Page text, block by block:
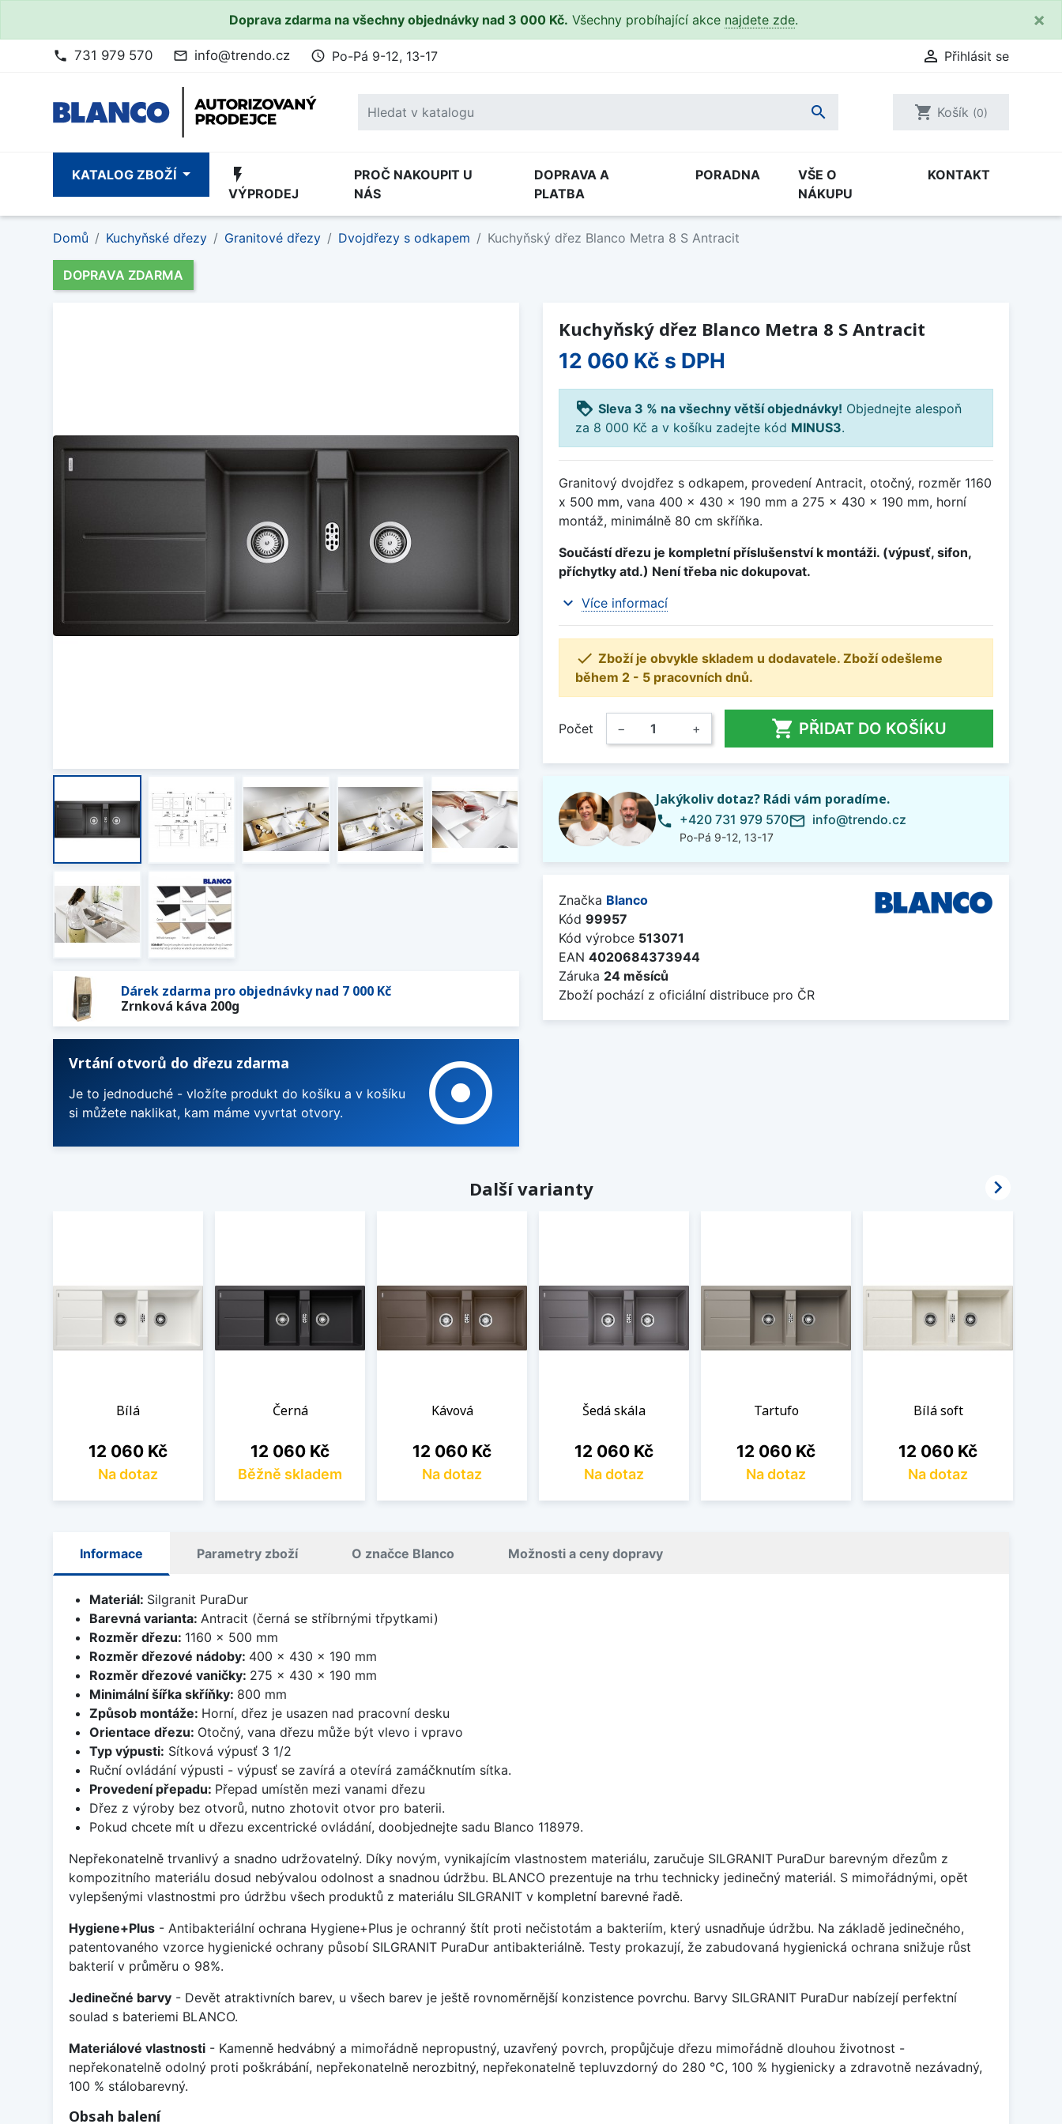
Doprava zdarma na všechny objednávky nad 3 000 Kč. Všechny probíhající akce najdete zde. ×
phone 731 979 570 mail_outline info@trendo.cz access_time Po-Pá 9-12, 13-17  Přihlásit se
 shopping_cart Košík (0)
KATALOG ZBOŽÍ flash_on
VÝPRODEJ
PROČ NAKOUPIT U
NÁS
DOPRAVA A
PLATBA
PORADNA
VŠE O
NÁKUPU
KONTAKT
Domů Kuchyňské dřezy Granitové dřezy Dvojdřezy s odkapem Kuchyňský dřez Blanco Metra 8 S Antracit
DOPRAVA ZDARMA
Dárek zdarma pro objednávky nad 7 000 Kč
Zrnková káva 200g
Vrtání otvorů do dřezu zdarma
Je to jednoduché - vložíte produkt do košíku a v košíku
si můžete naklikat, kam máme vyvrtat otvory.
adjust
Kuchyňský dřez Blanco Metra 8 S Antracit
12 060 Kč s DPH
loyalty Sleva 3 % na všechny větší objednávky! Objednejte alespoň
za 8 000 Kč a v košíku zadejte kód MINUS3.
Granitový dvojdřez s odkapem, provedení Antracit, otočný, rozměr 1160
x 500 mm, vana 400 x 430 x 190 mm a 275 x 430 x 190 mm, horní
montáž, minimálně 80 cm skříňka.
Součástí dřezu je kompletní příslušenství k montáži. (výpusť, sifon,
příchytky atd.) Není třeba nic dokupovat.
expand_more Více informací
 Zboží je obvykle skladem u dodavatele. Zboží odešleme
během 2 - 5 pracovních dnů.
Počet − +  PŘIDAT DO KOŠÍKU
Jakýkoliv dotaz? Rádi vám poradíme.
phone +420 731 979 570
Po-Pá 9-12, 13-17
mail_outline info@trendo.cz
Značka Blanco
Kód 99957
Kód výrobce 513071
EAN 4020684373944
Záruka 24 měsíců
Zboží pochází z oficiální distribuce pro ČR
Další varianty
Bílá
Cena
12 060 Kč
Na dotaz
Černá
Cena
12 060 Kč
Běžně skladem
Kávová
Cena
12 060 Kč
Na dotaz
Šedá skála
Cena
12 060 Kč
Na dotaz
Tartufo
Cena
12 060 Kč
Na dotaz
Bílá soft
Cena
12 060 Kč
Na dotaz

Informace Parametry zboží O značce Blanco Možnosti a ceny dopravy
Materiál: Silgranit PuraDur
Barevná varianta: Antracit (černá se stříbrnými třpytkami)
Rozměr dřezu: 1160 x 500 mm
Rozměr dřezové nádoby: 400 x 430 x 190 mm
Rozměr dřezové vaničky: 275 x 430 x 190 mm
Minimální šířka skříňky: 800 mm
Způsob montáže: Horní, dřez je usazen nad pracovní desku
Orientace dřezu: Otočný, vana dřezu může být vlevo i vpravo
Typ výpusti: Sítková výpusť 3 1/2
Ruční ovládání výpusti - výpusť se zavírá a otevírá zamáčknutím sítka.
Provedení přepadu: Přepad umístěn mezi vanami dřezu
Dřez z výroby bez otvorů, nutno zhotovit otvor pro baterii.
Pokud chcete mít u dřezu excentrické ovládání, doobjednejte sadu Blanco 118979.
Nepřekonatelně trvanlivý a snadno udržovatelný. Díky novým, vynikajícím vlastnostem materiálu, zaručuje SILGRANIT PuraDur barevným dřezům z
kompozitního materiálu dosud nebývalou odolnost a snadnou údržbu. BLANCO prezentuje na trhu technicky jedinečný materiál. S mimořádnými, opět
vylepšenými vlastnostmi pro údržbu všech produktů z materiálu SILGRANIT v kompletní barevné řadě.
Hygiene+Plus - Antibakteriální ochrana Hygiene+Plus je ochranný štít proti nečistotám a bakteriím, který usnadňuje údržbu. Na základě jedinečného,
patentovaného vzorce hygienické ochrany působí SILGRANIT PuraDur antibakteriálně. Testy prokazují, že zabudovaná hygienická ochrana snižuje růst
bakterií v průměru o 98%.
Jedinečné barvy - Devět atraktivních barev, u všech barev je ještě rovnoměrnější konzistence povrchu. Barvy SILGRANIT PuraDur nabízejí perfektní
soulad s bateriemi BLANCO.
Materiálové vlastnosti - Kamenně hedvábný a mimořádně nepropustný, uzavřený povrch, propůjčuje dřezu mimořádně dlouhou životnost -
nepřekonatelně odolný proti poškrábání, nepřekonatelně nerozbitný, nepřekonatelně tepluvzdorný do 280 °C, 100 % hygienicky a zdravotně nezávadný,
100 % stálobarevný.
Obsah balení